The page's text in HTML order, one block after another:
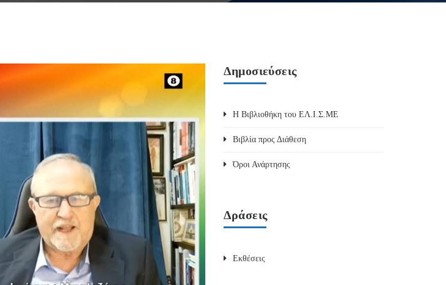
Δημοσιεύσεις
Η Βιβλιοθήκη του ΕΛ.Ι.Σ.ΜΕ
Βιβλία προς Διάθεση
Όροι Ανάρτησης
Δράσεις
Εκθέσεις